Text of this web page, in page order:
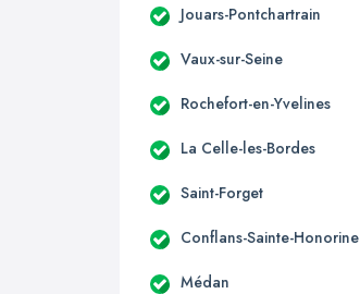
Jouars-Pontchartrain
Vaux-sur-Seine
Rochefort-en-Yvelines
La Celle-les-Bordes
Saint-Forget
Conflans-Sainte-Honorine
Médan